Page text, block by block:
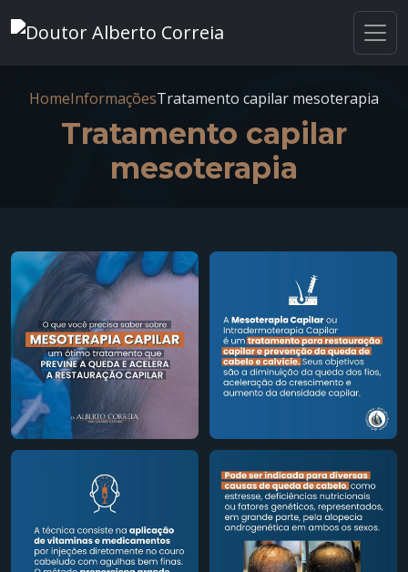
HomeInformaçõesTratamento capilar mesoterapia
Tratamento capilar
mesoterapia